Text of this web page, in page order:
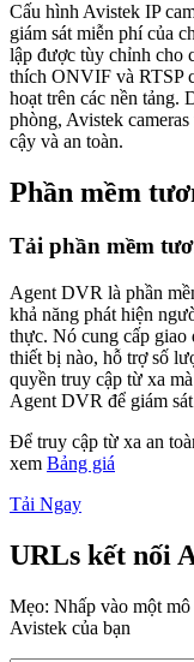
Cấu hình Avistek IP
giám sát miễn phí của
lập được tùy chỉnh cho
thích ONVIF và RTSP
hoạt trên các nền tảng.
phòng, Avistek
cậy và an toàn.
Phần mềm
Tải phần mềm
Agent DVR là phần
khả năng phát hiện
thực. Nó cung cấp
thiết bị nào, hỗ trợ số
quyền truy cập từ xa
Agent DVR để giám
Để truy cập từ xa an
xem Bảng giá
Tải Ngay
URLs kết nối
Mẹo: Nhấp vào một
Avistek của bạn